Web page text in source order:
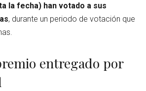
la fecha) han votado a sus
, durante un periodo de votación que
entregado por